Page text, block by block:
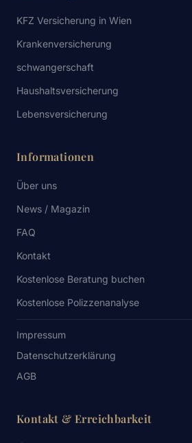
KFZ Versicherung in Wien
Krankenversicherung
schwangerschaft
Haushaltsversicherung
Lebensversicherung
Informationen
Über uns
News / Magazin
FAQ
Kontakt
Kostenlose Beratung buchen
Kostenlose Polizzenanalyse
Impressum
Datenschutzerklärung
AGB
Kontakt & Erreichbarkeit